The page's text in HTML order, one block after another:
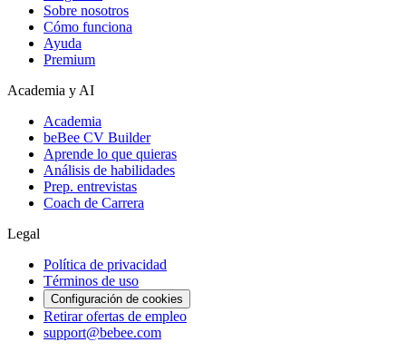
Sobre nosotros
Cómo funciona
Ayuda
Premium
Academia y AI
Academia
beBee CV Builder
Aprende lo que quieras
Análisis de habilidades
Prep. entrevistas
Coach de Carrera
Legal
Política de privacidad
Términos de uso
Configuración de cookies
Retirar ofertas de empleo
support@bebee.com